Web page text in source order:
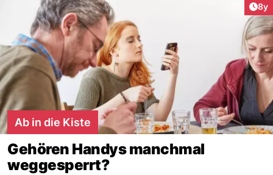
8y
Ab in die Kiste
Gehören Handys manchmal
weggesperrt?